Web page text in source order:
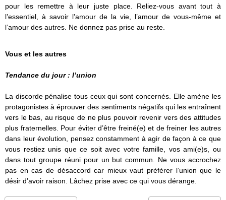
pour les remettre à leur juste place. Reliez-vous avant tout à
l’essentiel, à savoir l’amour de la vie, l’amour de vous-même et
l’amour des autres. Ne donnez pas prise au reste.
Vous et les autres
Tendance du jour : l’union
La discorde pénalise tous ceux qui sont concernés. Elle amène les
protagonistes à éprouver des sentiments négatifs qui les entraînent
vers le bas, au risque de ne plus pouvoir revenir vers des attitudes
plus fraternelles. Pour éviter d’être freiné(e) et de freiner les autres
dans leur évolution, pensez constamment à agir de façon à ce que
vous restiez unis que ce soit avec votre famille, vos ami(e)s, ou
dans tout groupe réuni pour un but commun. Ne vous accrochez
pas en cas de désaccord car mieux vaut préférer l’union que le
désir d’avoir raison. Lâchez prise avec ce qui vous dérange.